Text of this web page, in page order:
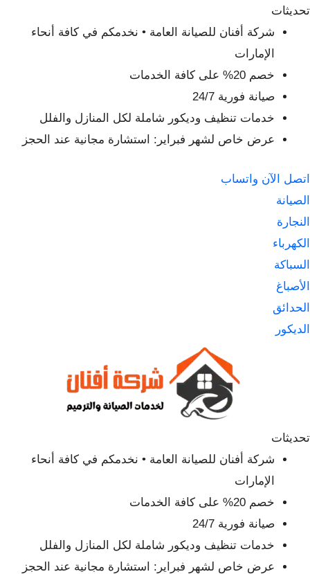
التجاوز
المحتوى
تحديثات
شركة أفنان للصيانة العامة • نخدمكم في كافة أنحاء
الإمارات
خصم 20% على كافة الخدمات
صيانة فورية 24/7
خدمات تنظيف وديكور شاملة لكل المنازل والفلل
عرض خاص لشهر فبراير: استشارة مجانية عند الحجز
اتصل الآن واتساب
الصيانة
النجارة
الكهرباء
السباكة
الأصباغ
الحدائق
الديكور
تحديثات
شركة أفنان للصيانة العامة • نخدمكم في كافة أنحاء
الإمارات
خصم 20% على كافة الخدمات
صيانة فورية 24/7
خدمات تنظيف وديكور شاملة لكل المنازل والفلل
عرض خاص لشهر فبراير: استشارة مجانية عند الحجز